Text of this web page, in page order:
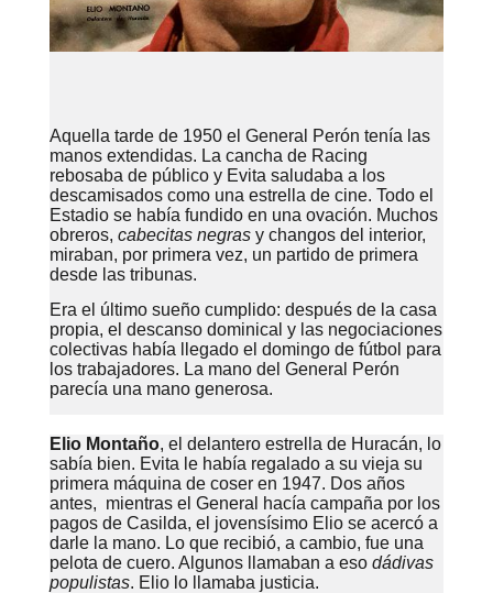
Aquella tarde de 1950 el General Perón tenía las
manos extendidas. La cancha de Racing
rebosaba de público y Evita saludaba a los
descamisados como una estrella de cine. Todo el
Estadio se había fundido en una ovación. Muchos
obreros, cabecitas negras y changos del interior,
miraban, por primera vez, un partido de primera
desde las tribunas.
Era el último sueño cumplido: después de la casa
propia, el descanso dominical y las negociaciones
colectivas había llegado el domingo de fútbol para
los trabajadores. La mano del General Perón
parecía una mano generosa.
Elio Montaño, el delantero estrella de Huracán, lo
sabía bien. Evita le había regalado a su vieja su
primera máquina de coser en 1947. Dos años
antes, mientras el General hacía campaña por los
pagos de Casilda, el jovensísimo Elio se acercó a
darle la mano. Lo que recibió, a cambio, fue una
pelota de cuero. Algunos llamaban a eso dádivas
populistas. Elio lo llamaba justicia.